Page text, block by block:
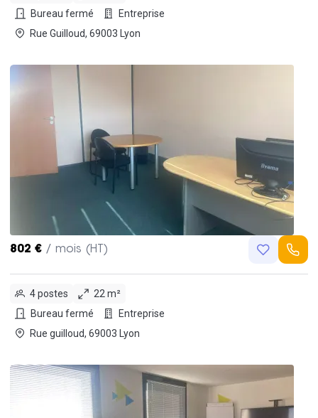
Bureau fermé
Entreprise
Rue Guilloud, 69003 Lyon
802 € / mois (HT)
4 postes
22 m²
Bureau fermé
Entreprise
Rue guilloud, 69003 Lyon